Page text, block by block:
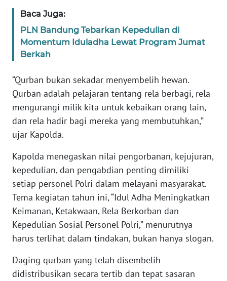
Baca Juga:
PLN Bandung Tebarkan Kepedulian di
Momentum Iduladha Lewat Program Jumat
Berkah
“Qurban bukan sekadar menyembelih hewan.
Qurban adalah pelajaran tentang rela berbagi, rela
mengurangi milik kita untuk kebaikan orang lain,
dan rela hadir bagi mereka yang membutuhkan,”
ujar Kapolda.
Kapolda menegaskan nilai pengorbanan, kejujuran,
kepedulian, dan pengabdian penting dimiliki
setiap personel Polri dalam melayani masyarakat.
Tema kegiatan tahun ini, “Idul Adha Meningkatkan
Keimanan, Ketakwaan, Rela Berkorban dan
Kepedulian Sosial Personel Polri,” menurutnya
harus terlihat dalam tindakan, bukan hanya slogan.
Daging qurban yang telah disembelih
didistribusikan secara tertib dan tepat sasaran
WN
WN
NTB
WN
SULTENG
WN
SULBAR
WN
BABEL
WN
SUMBAR
WN
WN